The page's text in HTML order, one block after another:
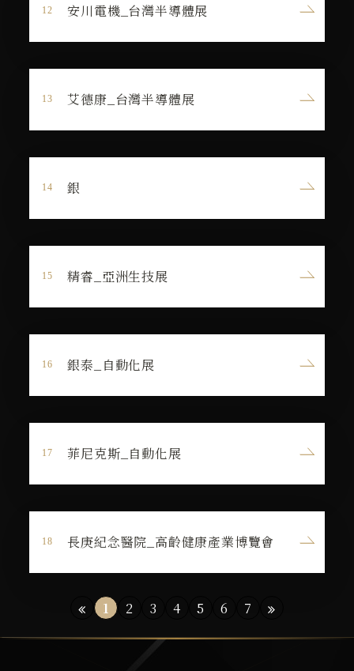
安川電機_台灣半導體展
艾德康_台灣半導體展
銀
精睿_亞洲生技展
銀泰_自動化展
菲尼克斯_自動化展
長庚紀念醫院_高齡健康產業博覽會
1 2 3 4 5 6 7